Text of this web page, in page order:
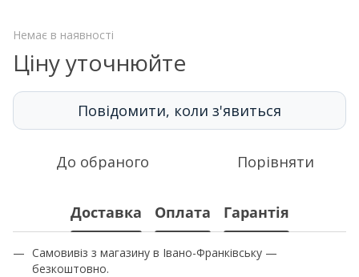
Немає в наявності
Ціну уточнюйте
Повідомити, коли з'явиться
До обраного Порівняти
Доставка Оплата Гарантія
Самовивіз з магазину в Івано-Франківську —
безкоштовно.